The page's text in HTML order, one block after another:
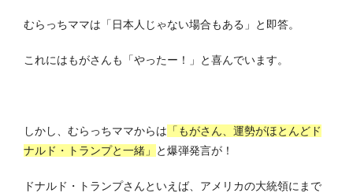
むらっちママは「日本人じゃない場合もある」と即答。
これにはもがさんも「やったー！」と喜んでいます。
しかし、むらっちママからは 「もがさん、運勢がほとんどド
ナルド・トランプと一緒」
と爆弾発言が！
ドナルド・トランプさんといえば、アメリカの大統領にまで